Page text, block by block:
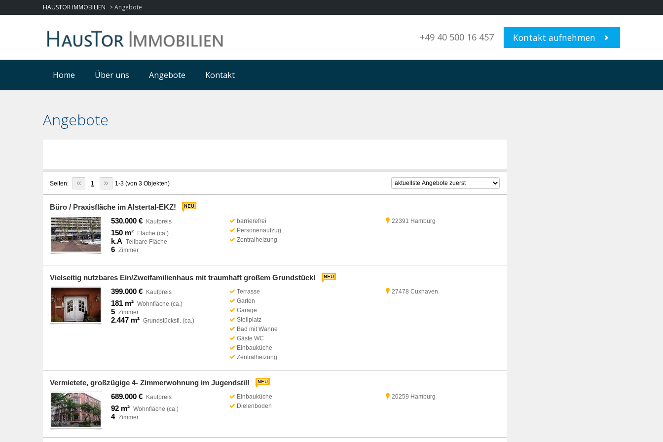
HAUSTOR IMMOBILIEN >Angebote
Kontakt aufnehmen
+49 40 500 16 457
Home Über uns Angebote Kontakt
Angebote
Seiten: « 1 » 1-3 (von 3 Objekten)
Büro / Praxisfläche im Alstertal-EKZ!
530.000 €
Kaufpreis
150 m² Fläche (ca.)
k.A Teilbare Fläche
6 Zimmer
barrierefrei
Personenaufzug
Zentralheizung
22391 Hamburg
Vielseitig nutzbares Ein/Zweifamilienhaus mit traumhaft großem Grundstück!
399.000 €
Kaufpreis
181 m² Wohnfläche (ca.)
5 Zimmer
2.447 m² Grundstücksfl. (ca.)
Terrasse
Garten
Garage
Stellplatz
Bad mit Wanne
Gäste WC
Einbauküche
Zentralheizung
27478 Cuxhaven
Vermietete, großzügige 4- Zimmerwohnung im Jugendstil!
689.000 €
Kaufpreis
92 m² Wohnfläche (ca.)
4 Zimmer
Einbauküche
Dielenboden
20259 Hamburg